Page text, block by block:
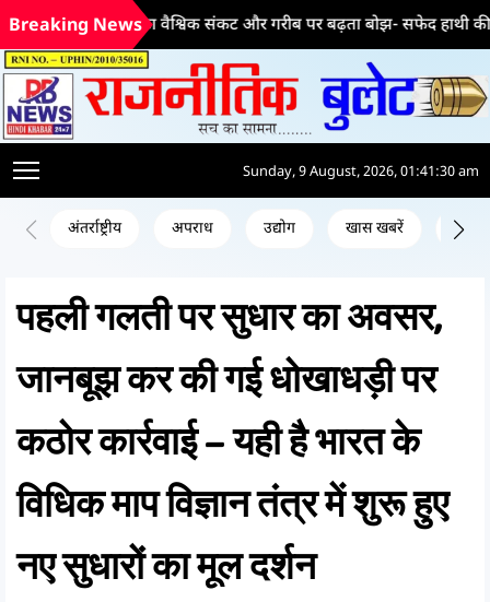
भ्रष्टाचार का वैश्विक संकट और गरीब पर बढ़ता बोझ- सफेद हाथी की ड्रेस में
Breaking News
Sunday, 9 August, 2026, 01:41:31 am
अंतर्राष्ट्रीय अपराध उद्योग खास खबरें जन
पहली गलती पर सुधार का अवसर,
जानबूझ कर की गई धोखाधड़ी पर
कठोर कार्रवाई – यही है भारत के
विधिक माप विज्ञान तंत्र में शुरू हुए
नए सुधारों का मूल दर्शन